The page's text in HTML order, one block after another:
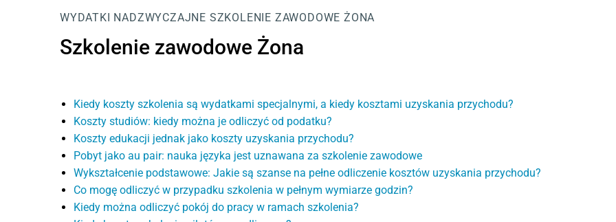
WYDATKI NADZWYCZAJNE SZKOLENIE ZAWODOWE ŻONA
Szkolenie zawodowe Żona
Kiedy koszty szkolenia są wydatkami specjalnymi, a kiedy kosztami uzyskania przychodu?
Koszty studiów: kiedy można je odliczyć od podatku?
Koszty edukacji jednak jako koszty uzyskania przychodu?
Pobyt jako au pair: nauka języka jest uznawana za szkolenie zawodowe
Wykształcenie podstawowe: Jakie są szanse na pełne odliczenie kosztów uzyskania przychodu?
Co mogę odliczyć w przypadku szkolenia w pełnym wymiarze godzin?
Kiedy można odliczyć pokój do pracy w ramach szkolenia?